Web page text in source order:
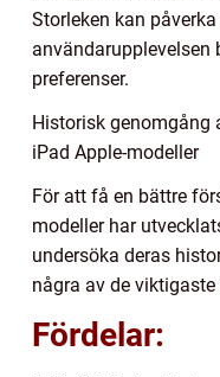
Storleken kan
användarupplevelsen
preferenser.
Historisk genomgång
iPad Apple-modeller
För att få en bättre
modeller har
undersöka deras
några av de
Fördelar: